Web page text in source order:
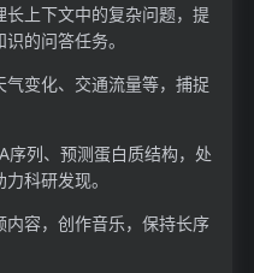
上下文中的复杂问题，提
的问答任务。
变化、交通流量等，捕捉
序列、预测蛋白质结构，处
科研发现。
容，创作音乐，保持长序